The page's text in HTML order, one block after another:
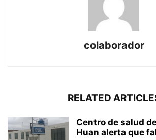
colaborador
RELATED
Centro de salud
Huan alerta que